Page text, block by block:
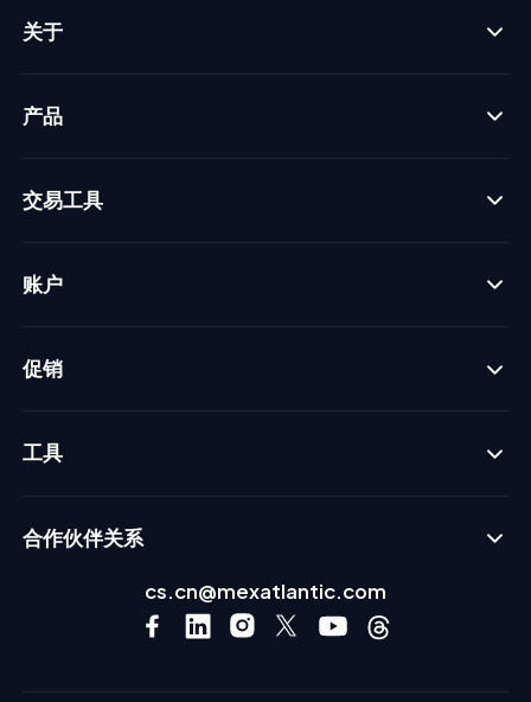
关于
产品
交易工具
账户
促销
工具
合作伙伴关系
cs.cn@mexatlantic.com